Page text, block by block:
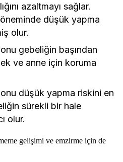
azaltmayı sağlar.
düşük yapma
olur.
gebeliğin başından
ve anne için koruma
düşük yapma riskini en
sürekli bir hale
olur.
gelişimi ve emzirme için de